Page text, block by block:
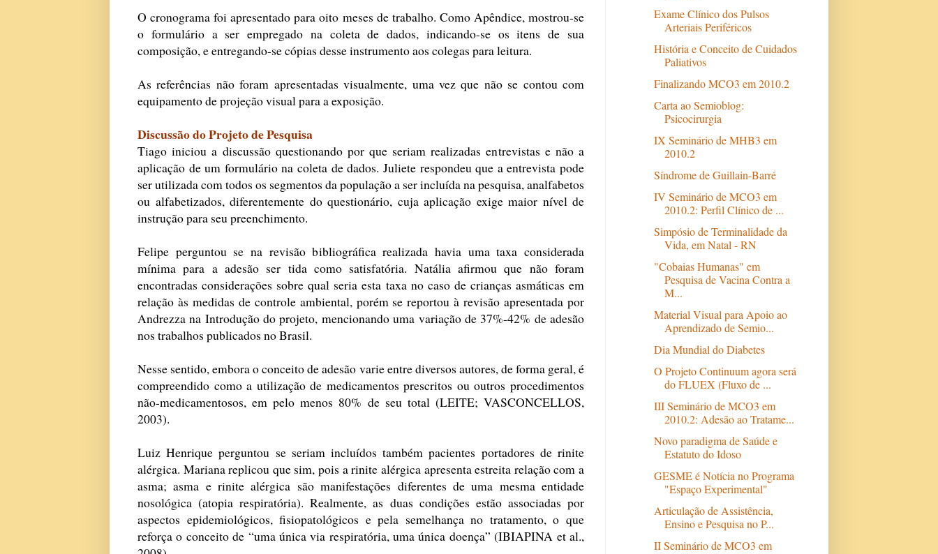
O cronograma foi apresentado para oito meses de trabalho. Como Apêndice, mostrou-se
o formulário a ser empregado na coleta de dados, indicando-se os itens de sua
composição, e entregando-se cópias desse instrumento aos colegas para leitura.
As referências não foram apresentadas visualmente, uma vez que não se contou com
equipamento de projeção visual para a exposição.
Discussão do Projeto de Pesquisa
Tiago iniciou a discussão questionando por que seriam realizadas entrevistas e não a
aplicação de um formulário na coleta de dados. Juliete respondeu que a entrevista pode
ser utilizada com todos os segmentos da população a ser incluída na pesquisa, analfabetos
ou alfabetizados, diferentemente do questionário, cuja aplicação exige maior nível de
instrução para seu preenchimento.
Felipe perguntou se na revisão bibliográfica realizada havia uma taxa considerada
mínima para a adesão ser tida como satisfatória. Natália afirmou que não foram
encontradas considerações sobre qual seria esta taxa no caso de crianças asmáticas em
relação às medidas de controle ambiental, porém se reportou à revisão apresentada por
Andrezza na Introdução do projeto, mencionando uma variação de 37%-42% de adesão
nos trabalhos publicados no Brasil.
Nesse sentido, embora o conceito de adesão varie entre diversos autores, de forma geral, é
compreendido como a utilização de medicamentos prescritos ou outros procedimentos
não-medicamentosos, em pelo menos 80% de seu total (LEITE; VASCONCELLOS,
2003).
Luiz Henrique perguntou se seriam incluídos também pacientes portadores de rinite
alérgica. Mariana replicou que sim, pois a rinite alérgica apresenta estreita relação com a
asma; asma e rinite alérgica são manifestações diferentes de uma mesma entidade
nosológica (atopia respiratória). Realmente, as duas condições estão associadas por
aspectos epidemiológicos, fisiopatológicos e pela semelhança no tratamento, o que
reforça o conceito de “uma única via respiratória, uma única doença” (IBIAPINA et al.,
Exame Clínico dos Pulsos
Arteriais Periféricos
História e Conceito de Cuidados
Paliativos
Finalizando MCO3 em 2010.2
Carta ao Semioblog:
Psicocirurgia
IX Seminário de MHB3 em
2010.2
Síndrome de Guillain-Barré
IV Seminário de MCO3 em
2010.2: Perfil Clínico de ...
Simpósio de Terminalidade da
Vida, em Natal - RN
"Cobaias Humanas" em
Pesquisa de Vacina Contra a
M...
Material Visual para Apoio ao
Aprendizado de Semio...
Dia Mundial do Diabetes
O Projeto Continuum agora será
do FLUEX (Fluxo de ...
III Seminário de MCO3 em
2010.2: Adesão ao Tratame...
Novo paradigma de Saúde e
Estatuto do Idoso
GESME é Notícia no Programa
"Espaço Experimental"
Articulação de Assistência,
Ensino e Pesquisa no P...
II Seminário de MCO3 em